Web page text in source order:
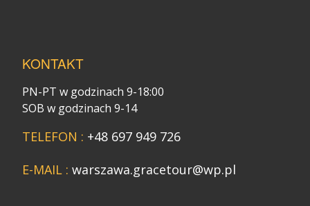
KONTAKT
PN-PT w godzinach 9-18:00
SOB w godzinach 9-14
TELEFON : +48 697 949 726
E-MAIL : warszawa.gracetour@wp.pl